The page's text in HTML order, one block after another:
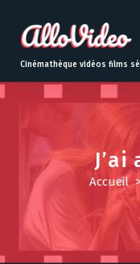
t
o
Cinémathèque vidéos films
Accueil>